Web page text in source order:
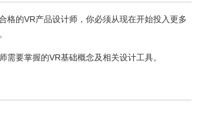
格的VR产品设计师，你必须从现在开始投入更多
要掌握的VR基础概念及相关设计工具。